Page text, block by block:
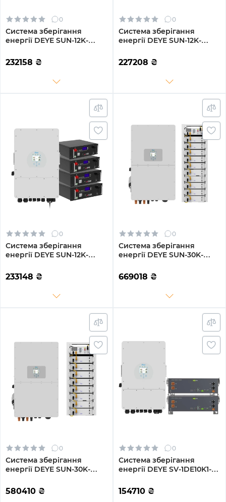
0
Система зберігання
енергії DEYE SUN-12K-
4GS20.48K-LFP-W 12kW
20.48kWh 4BAT LiFePO4
232158 ₴
0
Система зберігання
енергії DEYE SUN-12K-
LFP 12kW 19.2kWh 4BAT
LiFePO4 6500 циклів
227208 ₴
0
Система зберігання
енергії DEYE SUN-12K-
4GS20.48K-LFP 12kW
20.48kWh 4BAT LiFePO4
233148 ₴
0
Система зберігання
енергії DEYE SUN-30K-
51.2kW-LFP 30kW 51.2kWh
1BAT LiFePO4 6000 циклів
669018 ₴
0
Система зберігання
енергії DEYE SUN-30K-
40.96kW-LFP 30kW
40.96kWh 1BAT LiFePO4
580410 ₴
0
Система зберігання
енергії DEYE SV-1DE10K1-
2BAT LiFePO4 ≥6000
циклів (SV-1DE10K1-
154710 ₴